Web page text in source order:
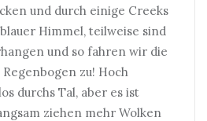
und durch einige Creeks
Himmel, teilweise sind
und so fahren wir die
zu! Hoch
durchs Tal, aber es ist
ziehen mehr Wolken